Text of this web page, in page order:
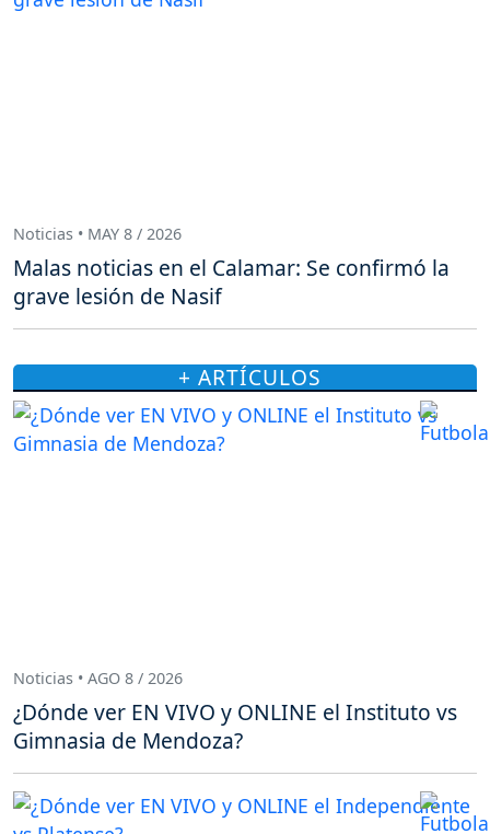
Noticias • MAY 8 / 2026
Malas noticias en el Calamar: Se confirmó la
grave lesión de Nasif
+ ARTÍCULOS
Noticias • AGO 8 / 2026
¿Dónde ver EN VIVO y ONLINE el Instituto vs
Gimnasia de Mendoza?